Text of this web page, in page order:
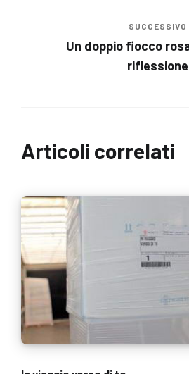
SUCCESSIVO
Un doppio fiocco
riflessione
Articoli correlati